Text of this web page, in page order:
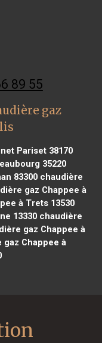
89 55
gaz
Pariset 38170
35220
83300 chaudière
gaz Chappee à
à Trets 13530
13330chaudière
gaz Chappee à
gaz Chappee à